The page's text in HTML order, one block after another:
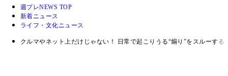
週プレNEWS TOP
新着ニュース
ライフ・文化ニュース
クルマやネット上だけじゃない！ 日常で起こりうる“煽り”をスルーす